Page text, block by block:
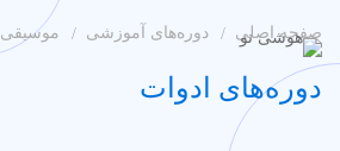
صفحه اصلی دوره‌های آموزشی موسیقی
دوره‌های ادوات